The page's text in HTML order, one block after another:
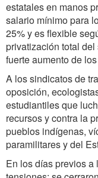
estatales en manos
salario mínimo para
25% y es flexible
privatización total
fuerte aumento de
A los sindicatos de
oposición,
estudiantiles que
recursos y contra la
pueblos indígenas,
paramilitares y del
En los días previos